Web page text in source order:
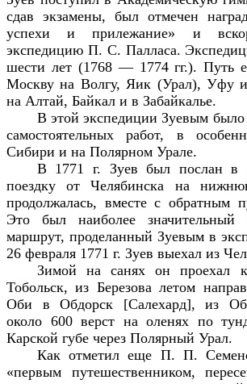
сдав экзамены, был отмечен
успехи и прилежание» и
экспедицию П. С. Палласа.
шести лет (1768 — 1774 гг.). Путь
Москву на Волгу, Яик (Урал), Уфу и
на Алтай, Байкал и в Забайкалье.
В этой экспедиции Зуевым было
самостоятельных работ, в
Сибири и на Полярном Урале.
В 1771 г. Зуев был послан в
поездку от Челябинска на
продолжалась, вместе с обратным
Это был наиболее значительный
маршрут, проделанный Зуевым в
26 февраля 1771 г. Зуев выехал из
Зимой на санях он проехал к
Тобольск, из Березова летом
Оби в Обдорск [Салехард], из
около 600 верст на оленях по
Карской губе через Полярный Урал.
Как отметил еще П. П.
«первым путешественником,